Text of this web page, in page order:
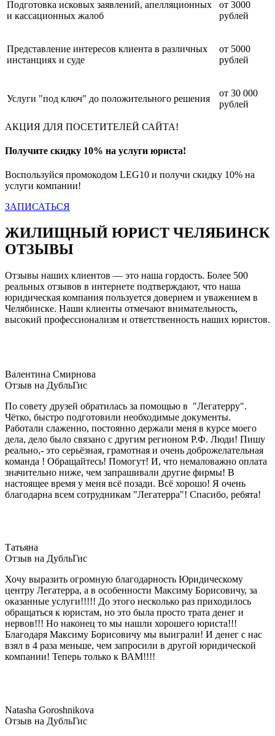
Подготовка исковых заявлений, апелляционных
и кассационных жалоб
от 3000
рублей
Представление интересов клиента в различных
инстанциях и суде
от 5000
рублей
Услуги "под ключ" до положительного решения
от 30 000
рублей
АКЦИЯ ДЛЯ ПОСЕТИТЕЛЕЙ САЙТА!
Получите скидку 10% на услуги юриста!
Воспользуйся промокодом LEG10 и получи скидку 10% на
услуги компании!
ЗАПИСАТЬСЯ
ЖИЛИЩНЫЙ ЮРИСТ ЧЕЛЯБИНСК
ОТЗЫВЫ
Отзывы наших клиентов — это наша гордость. Более 500
реальных отзывов в интернете подтверждают, что наша
юридическая компания пользуется доверием и уважением в
Челябинске. Наши клиенты отмечают внимательность,
высокий профессионализм и ответственность наших юристов.
Валентина Смирнова
Отзыв на ДубльГис
По совету друзей обратилась за помощью в "Легатерру".
Чётко, быстро подготовили необходимые документы.
Работали слаженно, постоянно держали меня в курсе моего
дела, дело было связано с другим регионом Р.Ф. Люди! Пишу
реально,- это серьёзная, грамотная и очень доброжелательная
команда ! Обращайтесь! Помогут! И, что немаловажно оплата
значительно ниже, чем запрашивали другие фирмы! В
настоящее время у меня всё позади. Всё хорошо! Я очень
благодарна всем сотрудникам "Легатерра"! Спасибо, ребята!
Татьяна
Отзыв на ДубльГис
Хочу выразить огромную благодарность Юридическому
центру Легатерра, а в особенности Максиму Борисовичу, за
оказанные услуги!!!!! До этого несколько раз приходилось
обращаться к юристам, но это была просто трата денег и
нервов!!! Но наконец то мы нашли хорошего юриста!!!
Благодаря Максиму Борисовичу мы выиграли! И денег с нас
взял в 4 раза меньше, чем запросили в другой юридической
компании! Теперь только к ВАМ!!!!
Natasha Goroshnikova
Отзыв на ДубльГис